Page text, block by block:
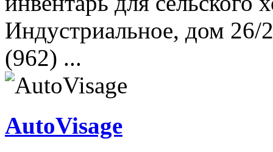
Индустриальное, дом
(962) ...
AutoVisage